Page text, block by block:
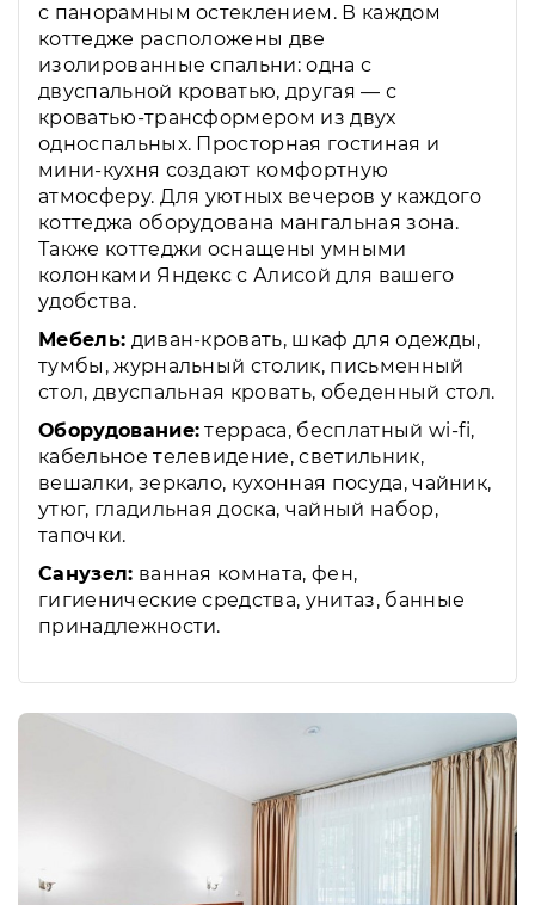
с панорамным остеклением. В каждом
коттедже расположены две
изолированные спальни: одна с
двуспальной кроватью, другая — с
кроватью-трансформером из двух
односпальных. Просторная гостиная и
мини-кухня создают комфортную
атмосферу. Для уютных вечеров у каждого
коттеджа оборудована мангальная зона.
Также коттеджи оснащены умными
колонками Яндекс с Алисой для вашего
удобства.
Мебель: диван-кровать, шкаф для одежды,
тумбы, журнальный столик, письменный
стол, двуспальная кровать, обеденный стол.
Оборудование: терраса, бесплатный wi-fi,
кабельное телевидение, светильник,
вешалки, зеркало, кухонная посуда, чайник,
утюг, гладильная доска, чайный набор,
тапочки.
Санузел: ванная комната, фен,
гигиенические средства, унитаз, банные
принадлежности.